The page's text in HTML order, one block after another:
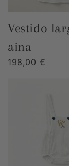
vestido large
aina
Precio
198,00 €